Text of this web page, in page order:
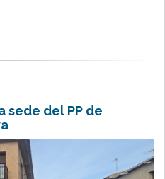
sede del PP de